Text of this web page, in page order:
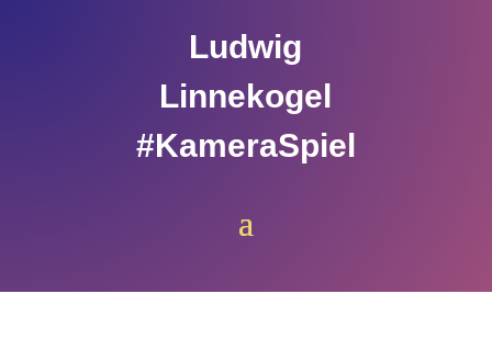
Ludwig
Linnekogel
#KameraSpiel